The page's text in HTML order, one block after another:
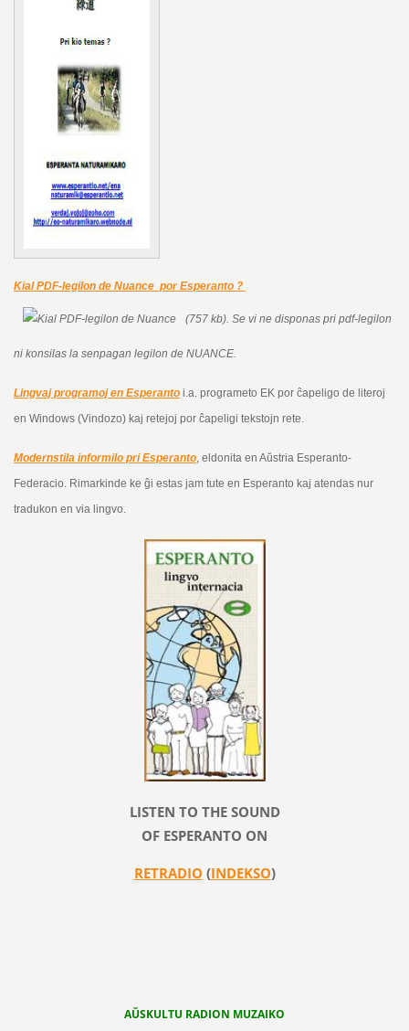
Kial PDF-legilon de Nuance por Esperanto ?
(757 kb). Se vi ne disponas pri pdf-legilon
ni konsilas la senpagan legilon de NUANCE.
Lingvaj programoj en Esperantoi.a. programeto EK por ĉapeligo de literoj
en Windows (Vindozo) kaj retejoj por ĉapeligi tekstojn rete.
Modernstila informilo pri Esperanto, eldonita en Aŭstria Esperanto-
Federacio. Rimarkinde ke ĝi estas jam tute en Esperanto kaj atendas nur
tradukon en via lingvo.
LISTEN TO THE SOUND
OF ESPERANTO ON
RETRADIO (INDEKSO)
AŬSKULTU RADION MUZAIKO